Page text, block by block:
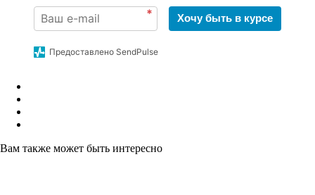
* Хочу быть в курсе
Предоставлено SendPulse
Вам также может быть интересно